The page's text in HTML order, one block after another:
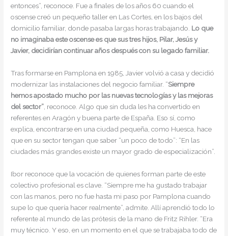
entonces”, reconoce. Fue a finales de los años 60 cuando el
oscense creó un pequeño taller en Las Cortes, en los bajos del
domicilio familiar, donde pasaba largas horas trabajando. Lo que
no imaginaba este oscense es que sus tres hijos, Pilar, Jesús y
Javier, decidirían continuar años después con su legado familiar.
Tras formarse en Pamplona en 1985, Javier volvió a casa y decidió
modernizar las instalaciones del negocio familiar. “Siempre
hemos apostado mucho por las nuevas tecnologías y las mejoras
del sector” , reconoce. Algo que sin duda les ha convertido en
referentes en Aragón y buena parte de España. Eso sí, como
explica, encontrarse en una ciudad pequeña, como Huesca, hace
que en su sector tengan que saber “un poco de todo”: “En las
ciudades más grandes existe un mayor grado de especialización”.
Ibor reconoce que la vocación de quienes forman parte de este
colectivo profesional es clave. “Siempre me ha gustado trabajar
con las manos, pero no fue hasta mi paso por Pamplona cuando
supe lo que quería hacer realmente”, admite. Allí aprendió todo lo
referente al mundo de las prótesis de la mano de Fritz Rihler. “Era
muy técnico. Y eso, en un momento en el que se trabajaba todo de